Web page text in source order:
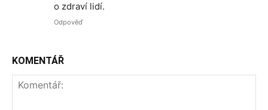
o zdraví lidí.
Odpověď
KOMENTÁŘ